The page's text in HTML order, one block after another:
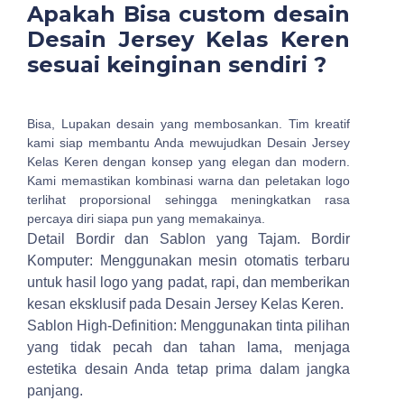
Apakah Bisa custom desain
Desain Jersey Kelas Keren
sesuai keinginan sendiri ?
Bisa, Lupakan desain yang membosankan. Tim kreatif
kami siap membantu Anda mewujudkan Desain Jersey
Kelas Keren dengan konsep yang elegan dan modern.
Kami memastikan kombinasi warna dan peletakan logo
terlihat proporsional sehingga meningkatkan rasa
percaya diri siapa pun yang memakainya.
Detail Bordir dan Sablon yang Tajam.
Bordir
Komputer: Menggunakan mesin otomatis terbaru
untuk hasil logo yang padat, rapi, dan memberikan
kesan eksklusif pada Desain Jersey Kelas Keren.
Sablon High-Definition: Menggunakan tinta pilihan
yang tidak pecah dan tahan lama, menjaga
estetika desain Anda tetap prima dalam jangka
panjang.